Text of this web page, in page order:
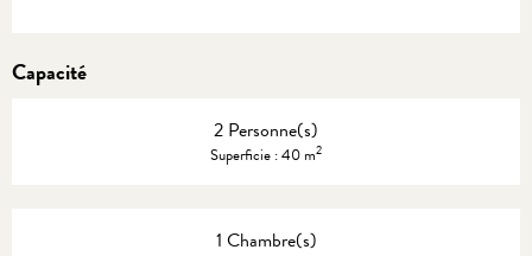
Capacité
2 Personne(s)
Superficie : 40 m2
1 Chambre(s)